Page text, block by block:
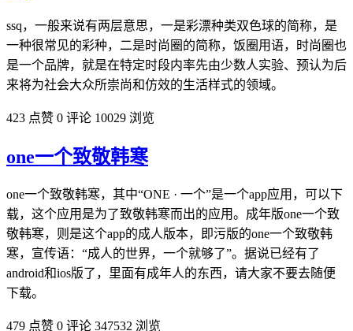
ssq，一般来说有两层意思，一是彩漂种类双色球的简称，是
一种很常见的彩种，二是时尚圈的简称，饭圈用语，时尚圈也
是一个品牌，就是在特定时段内率先由少数人实验、预认为后
来将为社会大众所崇尚和仿效的生活样式的领域。
423 点赞 0 评论 10029 浏览
one一个致敬韩寒
one一个致敬韩寒，其中“ONE · 一个”是一个app应用，可以下
载，这个应用是为了致敬韩寒而出的应用。成年版one一个致
敬韩寒，则是这个app的成人版本，即污版的one一个致敬韩
寒，宣传语：“成人的世界，一个就够了”。据说已经有了
android和ios版了，里面有成年人的东西，请大家不要去随便
下载。
479 点赞 0 评论 347532 浏览